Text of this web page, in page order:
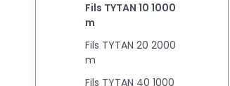
Fils TYTAN 10 1000
m
Fils TYTAN 20 2000
m
Fils TYTAN 40 1000